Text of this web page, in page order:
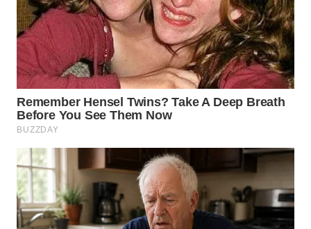
WN
BEKASI
WN
WN
DEPOK
WN
TAPANULI
UTARA